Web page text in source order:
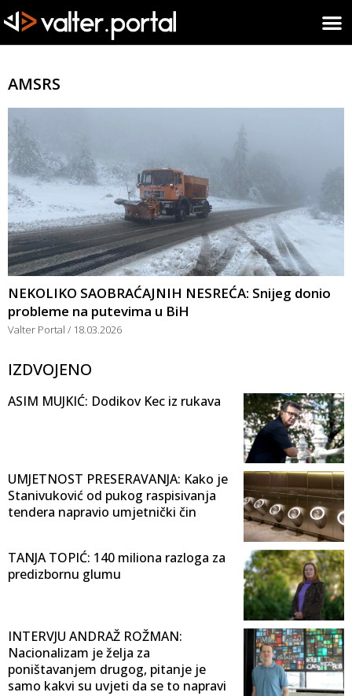
AMSRS
NEKOLIKO SAOBRAĆAJNIH NESREĆA: Snijeg donio
probleme na putevima u BiH
Valter Portal 18.03.2026
IZDVOJENO
ASIM MUJKIĆ: Dodikov Kec iz rukava
UMJETNOST PRESERAVANJA: Kako je
Stanivuković od pukog raspisivanja
tendera napravio umjetnički čin
TANJA TOPIĆ: 140 miliona razloga za
predizbornu glumu
INTERVJU ANDRAŽ ROŽMAN:
Nacionalizam je želja za
poništavanjem drugog, pitanje je
samo kakvi su uvjeti da se to napravi